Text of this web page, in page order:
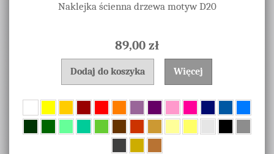
Naklejka ścienna drzewa motyw D20
89,00 zł
Dodaj do koszyka Więcej